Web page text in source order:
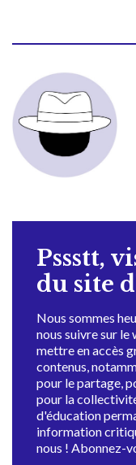
Pssstt,
du site
Nous sommes
nous suivre sur le
mettre en accès
contenus,
pour le partage,
pour la
d'éducation
information
nous ! Abonnez-